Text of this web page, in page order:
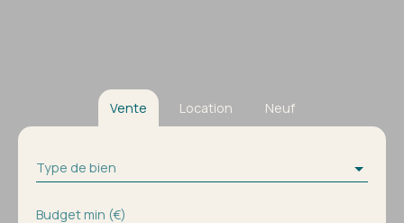
Vente Location Neuf
Type de bien
Budget min (€)